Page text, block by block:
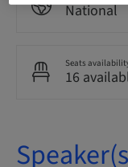
National
Seats
16